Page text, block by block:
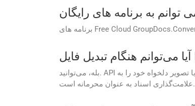
بله، می‌توانید. API به شما امکان می‌دهد هنگام تبدیل، متن یا تصویر دلخواه خود را به JPG اضافه کنید. این یک راه عالی برای درج نام تجاری، افزودن اعلان‌های حق چاپ یا
علامت‌گذاری اسناد به عنوان محرمانه است.